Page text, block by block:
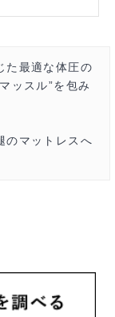
た最適な体圧の
ッスル”を包み
のマットレスへ